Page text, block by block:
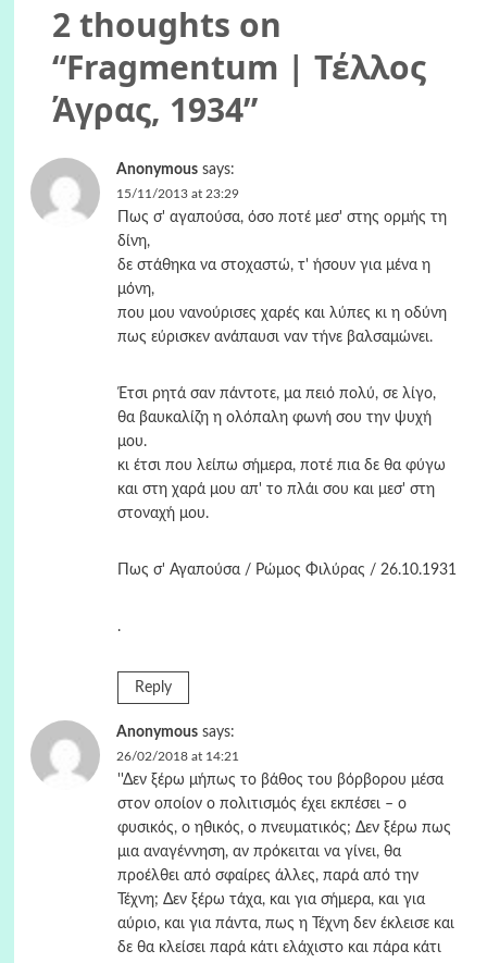
2 thoughts on
“Fragmentum | Τέλλος
Άγρας, 1934”
Anonymous says:
15/11/2013 at 23:29
Πως σ' αγαπούσα, όσο ποτέ μεσ' στης ορμής τη
δίνη,
δε στάθηκα να στοχαστώ, τ' ήσουν για μένα η
μόνη,
που μου νανούρισες χαρές και λύπες κι η οδύνη
πως εύρισκεν ανάπαυσι ναν τήνε βαλσαμώνει.
Έτσι ρητά σαν πάντοτε, μα πειό πολύ, σε λίγο,
θα βαυκαλίζη η ολόπαλη φωνή σου την ψυχή
μου.
κι έτσι που λείπω σήμερα, ποτέ πια δε θα φύγω
και στη χαρά μου απ' το πλάι σου και μεσ' στη
στοναχή μου.
Πως σ' Αγαπούσα / Ρώμος Φιλύρας / 26.10.1931
.
Reply
Anonymous says:
26/02/2018 at 14:21
''Δεν ξέρω μήπως το βάθος του βόρβορου μέσα
στον οποίον ο πολιτισμός έχει εκπέσει – ο
φυσικός, ο ηθικός, ο πνευματικός; Δεν ξέρω πως
μια αναγέννηση, αν πρόκειται να γίνει, θα
προέλθει από σφαίρες άλλες, παρά από την
Τέχνη; Δεν ξέρω τάχα, και για σήμερα, και για
αύριο, και για πάντα, πως η Τέχνη δεν έκλεισε και
δε θα κλείσει παρά κάτι ελάχιστο και πάρα κάτι